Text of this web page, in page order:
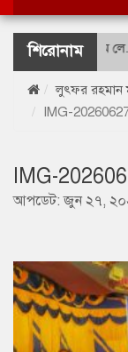
শিরোনাম
শহীদ বীর উত্তম লে.
লুৎফর রহমান
IMG-
IMG-
আপডেট: জুন ২৭,